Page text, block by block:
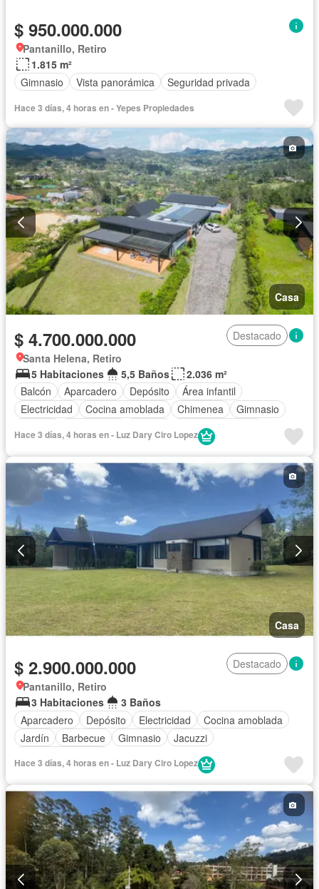
$ 950.000.000
Pantanillo, Retiro
1.815 m²
Gimnasio
Vista panorámica Seguridad privada
Hace 3 días, 4 horas en - Yepes Propiedades
Casa
$ 4.700.000.000
Destacado
Santa Helena, Retiro
5 Habitaciones
5,5 Baños
2.036 m²
Balcón
Aparcadero Depósito
Área infantil
Electricidad
Cocina amoblada Chimenea
Gimnasio
Vista panorámica
Cuarto de servicio Piscina
Hace 3 días, 4 horas en - Luz Dary Ciro Lopez
Casa
$ 2.900.000.000
Destacado
Pantanillo, Retiro
3 Habitaciones
3 Baños
Aparcadero
Depósito Electricidad
Cocina amoblada
Jardín
Barbecue Gimnasio
Jacuzzi
Hace 3 días, 4 horas en - Luz Dary Ciro Lopez